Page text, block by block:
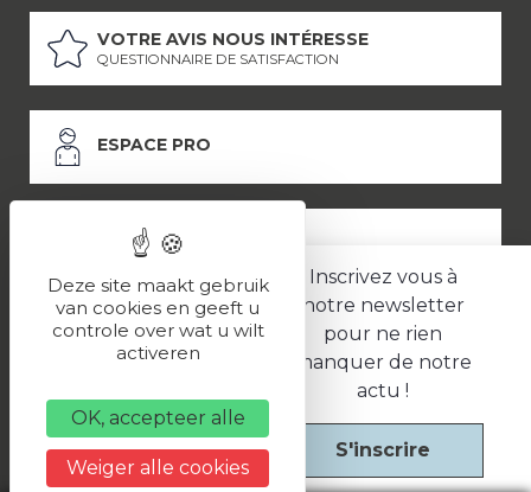
Inscrivez vous à
notre newsletter
pour ne rien
manquer de notre
actu !
S'inscrire
VOTRE AVIS NOUS INTÉRESSE
QUESTIONNAIRE DE SATISFACTION
ESPACE PRO
ESPACE PRESSE
LES PARTENAIRES
Politique de confidentialité
Une réalisation
Deze site maakt gebruik
van cookies en geeft u
controle over wat u wilt
activeren
OK, accepteer alle
Weiger alle cookies